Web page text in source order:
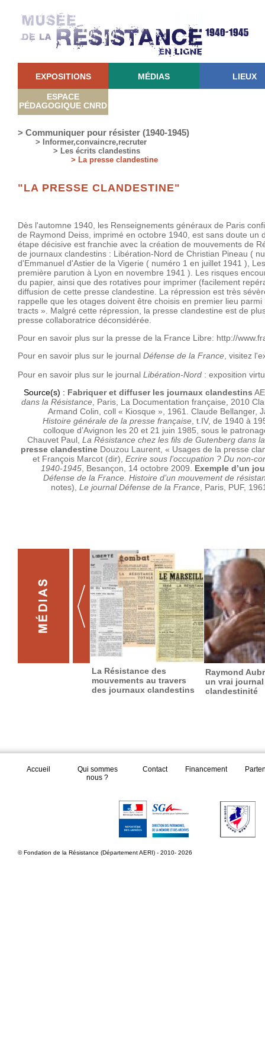
EXPOSITIONS MÉDIAS LIEUX
ESPACE
PÉDAGOGIQUE CNRD
> Communiquer pour résister (1940-1945)
> Informer,convaincre,recruter
> Les écrits clandestins
> La presse clandestine
"LA PRESSE CLANDESTINE"
Dès l'automne 1940, les Renseignements généraux de Paris
de Raymond Deiss, imprimé en octobre 1940, est sans doute
étape décisive est franchie avec la création de mouvements de
de journaux clandestins : Libération-Nord de Christian Pineau (
d'Emmanuel d'Astier de la Vigerie ( numéro 1 en juillet 1941 ),
première parution à Lyon en novembre 1941 ). Les risques
du papier, ainsi que des rotatives pour imprimer (facilement
diffusion de cette presse clandestine. La répression est très
rappelle que les otages doivent être choisis en premier lieu
tracts ». Malgré cette répression, la presse clandestine est de
presse collaboratrice déconsidérée.
Pour en savoir plus sur la presse de la France Libre: http://
Pour en savoir plus sur le journal Défense de la France , visitez
Pour en savoir plus sur le journal Libération-Nord : exposition
Source(s) : Fabriquer et diffuser les journaux clandestins
dans la Résistance , Paris, La Documentation française, 2010
Armand Colin, coll « Kiosque », 1961.
Claude Bellanger,
Histoire générale de la presse française , t.IV, de 1940 à
colloque d’Avignon les 20 et 21 juin 1985, sous le
Chauvet Paul, La Résistance chez les fils de Gutenberg dans
presse clandestine Douzou Laurent, « Usages de la presse
et François Marcot (dir), Ecrire sous l’occupation ? Du non-
1940-1945 , Besançon, 14 octobre 2009.
Exemple d’un
Défense de la France. Histoire d’un mouvement de
notes), Le journal Défense de la France , Paris, PUF,
La Résistance des
mouvements au travers
des journaux clandestins
Raymond
un vrai
clandestinité
Accueil
Qui sommes
nous ?
Contact Financement
© Fondation de la Résistance (Département AERI) - 2010- 2026